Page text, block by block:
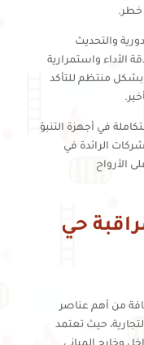
خطر.
والتحديث
الأداء واستمرارية
بشكل منتظم للتأكد
في أجهزة التنبؤ
الرائدة في
الأرواح
حي
من أهم عناصر
حيث تعتمد